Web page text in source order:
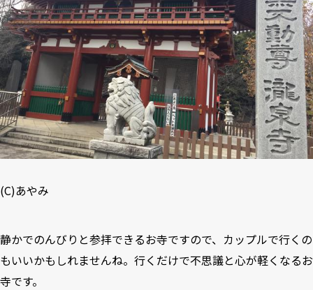
(C)あやみ
静かでのんびりと参拝できるお寺ですので、カップルで行くの
もいいかもしれませんね。行くだけで不思議と心が軽くなるお
寺です。